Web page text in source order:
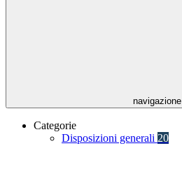
navigazione
Categorie
Disposizioni generali 20